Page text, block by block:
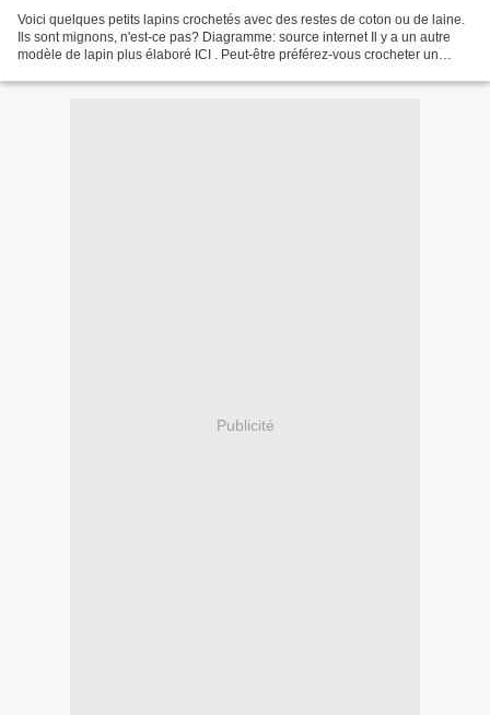
Voici quelques petits lapins crochetés avec des restes de coton ou de laine.
Ils sont mignons, n'est-ce pas? Diagramme: source internet Il y a un autre
modèle de lapin plus élaboré ICI . Peut-être préférez-vous crocheter un
Publicité